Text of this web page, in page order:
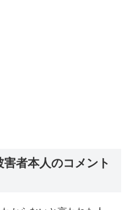
者本人のコメント